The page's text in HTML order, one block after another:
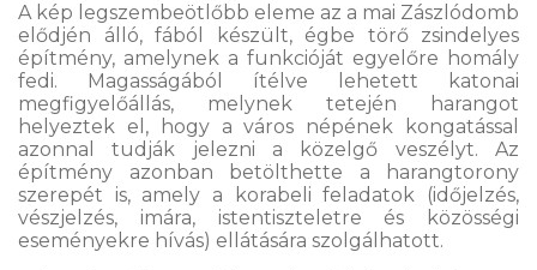
A kép legszembeötlőbb eleme az a mai Zászlódomb
elődjén álló, fából készült, égbe törő zsindelyes
építmény, amelynek a funkcióját egyelőre homály
fedi. Magasságából ítélve lehetett katonai
megfigyelőállás, melynek tetején harangot
helyeztek el, hogy a város népének kongatással
azonnal tudják jelezni a közelgő veszélyt. Az
építmény azonban betölthette a harangtorony
szerepét is, amely a korabeli feladatok (időjelzés,
vészjelzés, imára, istentiszteletre és közösségi
eseményekre hívás) ellátására szolgálhatott.